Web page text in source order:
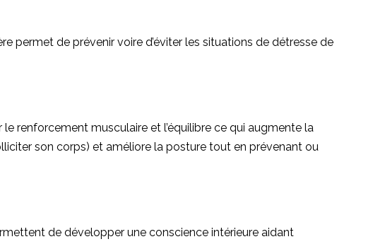
permet de prévenir voire d’éviter les situations de détresse de
renforcement musculaire et l’équilibre ce qui augmente la
son corps) et améliore la posture tout en prévenant ou
de développer une conscience intérieure aidant